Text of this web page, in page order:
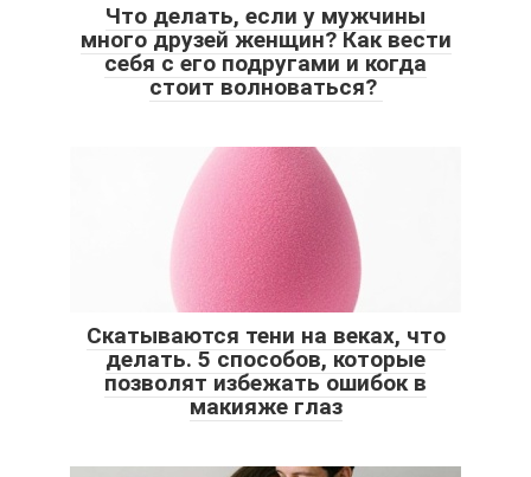
Что делать, если у мужчины
много друзей женщин? Как вести
себя с его подругами и когда
стоит волноваться?
Скатываются тени на веках, что
делать. 5 способов, которые
позволят избежать ошибок в
макияже глаз